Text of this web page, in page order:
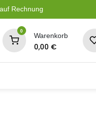
Rechnung
0
Warenkorb
0,00 €